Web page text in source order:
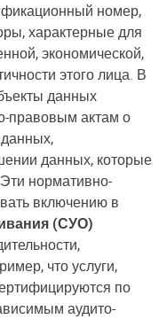
номер,
характерные для
экономической,
этого лица. В
данных
правовым актам о
данных, которые
нормативно-
включению в
(СУО)
что услуги,
по
аудито-